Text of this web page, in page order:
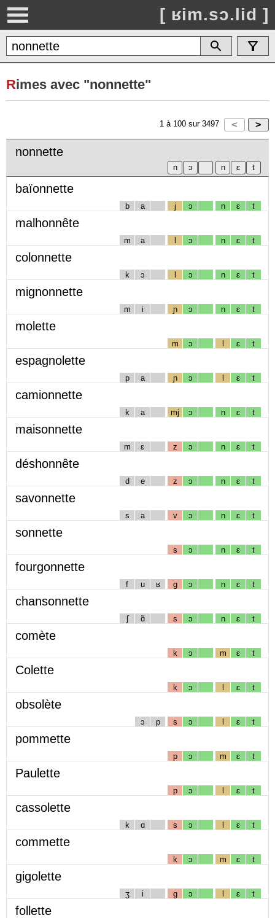
[ ʁim.sɔ.lid ]
Rimes avec "nonnette"
1 à 100 sur 3497
nonnette
baïonnette
b a j ɔ n ɛ t
malhonnête
m a l ɔ n ɛ t
colonnette
k ɔ l ɔ n ɛ t
mignonnette
m i ɲ ɔ n ɛ t
molette
m ɔ l ɛ t
espagnolette
p a ɲ ɔ l ɛ t
camionnette
k a mj ɔ n ɛ t
maisonnette
m ɛ z ɔ n ɛ t
déshonnête
d e z ɔ n ɛ t
savonnette
s a v ɔ n ɛ t
sonnette
s ɔ n ɛ t
fourgonnette
f u ʁ g ɔ n ɛ t
chansonnette
ʃ ɑ̃ s ɔ n ɛ t
comète
k ɔ m ɛ t
Colette
k ɔ l ɛ t
obsolète
ɔ p s ɔ l ɛ t
pommette
p ɔ m ɛ t
Paulette
p ɔ l ɛ t
cassolette
k ɑ s ɔ l ɛ t
commette
k ɔ m ɛ t
gigolette
ʒ i g ɔ l ɛ t
follette